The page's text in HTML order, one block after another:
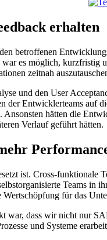
erhalten
betroffenen
es möglich,
zeitnah
und den User
der Entwicklerteams auf
hätten die
Verlauf geführt hätten.
ist. Cross-
Teams
für das
war, dass wir nicht nur
und Systeme